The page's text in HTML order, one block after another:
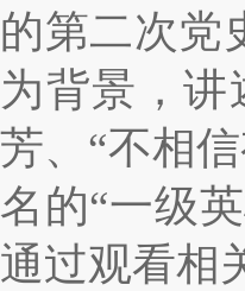
的第二次党
为背景，
芳、“不相
名的“一级
通过观看相